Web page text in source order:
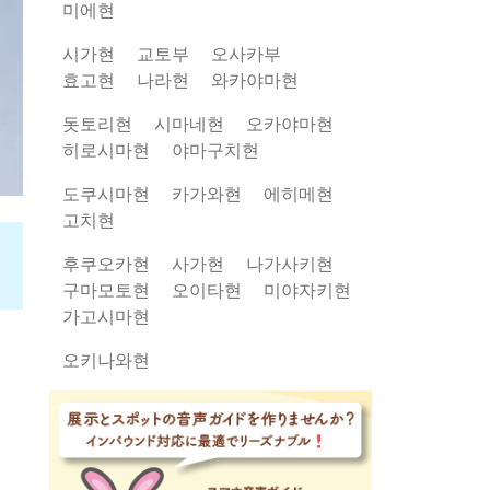
미에현
시가현
교토부
오사카부
효고현
나라현
와카야마현
돗토리현
시마네현
오카야마현
히로시마현
야마구치현
도쿠시마현
카가와현
에히메현
고치현
후쿠오카현
사가현
나가사키현
구마모토현
오이타현
미야자키현
가고시마현
오키나와현